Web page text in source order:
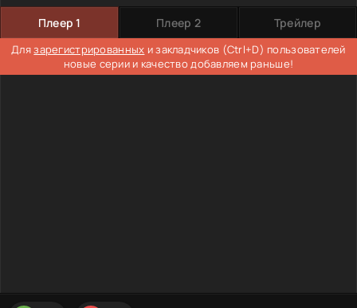
Плеер 1 Плеер 2 Трейлер
Длязарегистрированных и закладчиков (Ctrl+D) пользователей
новые серии и качество добавляем раньше!